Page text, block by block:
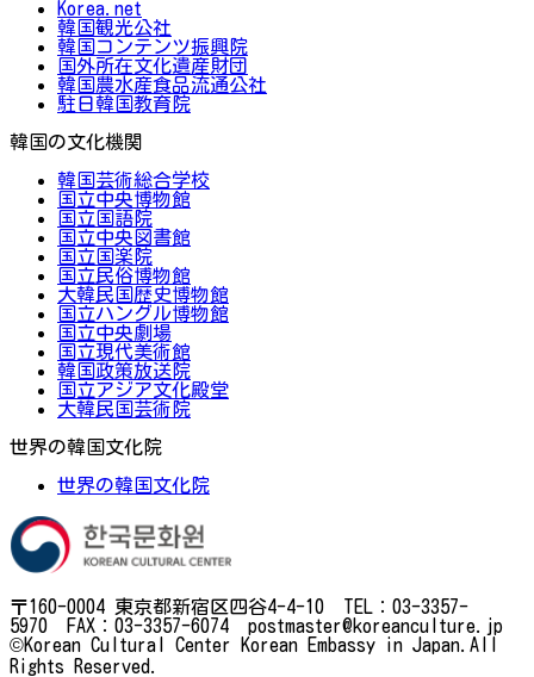
Korea.net
韓国観光公社
韓国コンテンツ振興院
国外所在文化遺産財団
韓国農水産食品流通公社
駐日韓国教育院
韓国の文化機関
韓国芸術総合学校
国立中央博物館
国立国語院
国立中央図書館
国立国楽院
国立民俗博物館
大韓民国歴史博物館
国立ハングル博物館
国立中央劇場
国立現代美術館
韓国政策放送院
国立アジア文化殿堂
大韓民国芸術院
世界の韓国文化院
世界の韓国文化院
〒160-0004 東京都新宿区四谷4-4-10 TEL：03-3357-
5970 FAX：03-3357-6074 postmaster@koreanculture.jp
©Korean Cultural Center Korean Embassy in Japan.All
Rights Reserved.